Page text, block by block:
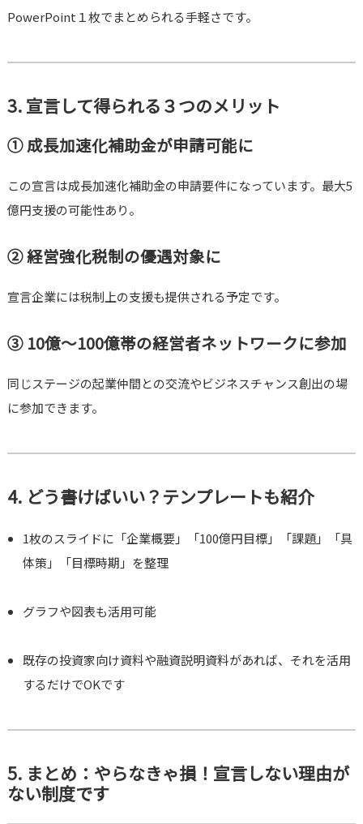
PowerPoint１枚でまとめられる手軽さです。
3. 宣言して得られる３つのメリット
① 成長加速化補助金が申請可能に
この宣言は成長加速化補助金の申請要件になっています。最大5
億円支援の可能性あり。
② 経営強化税制の優遇対象に
宣言企業には税制上の支援も提供される予定です。
③ 10億〜100億帯の経営者ネットワークに参加
同じステージの起業仲間との交流やビジネスチャンス創出の場
に参加できます。
4. どう書けばいい？テンプレートも紹介
1枚のスライドに「企業概要」「100億円目標」「課題」「具
体策」「目標時期」を整理
グラフや図表も活用可能
既存の投資家向け資料や融資説明資料があれば、それを活用
するだけでOKです
5. まとめ：やらなきゃ損！宣言しない理由が
ない制度です